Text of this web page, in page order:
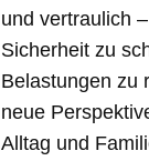
und vertraulich
Sicherheit zu
Belastungen zu
neue
Alltag und